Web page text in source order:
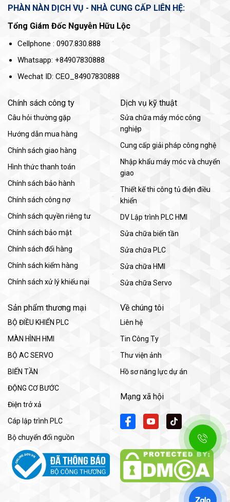
PHÀN NÀN DỊCH VỤ - NHÀ CUNG CẤP LIÊN HỆ:
Tổng Giám Đốc Nguyễn Hữu Lộc
Cellphone : 0907.830.888
Whatsapp: +84907830888
Wechat ID: CEO_84907830888
Chính sách công ty
Câu hỏi thường gặp
Hướng dẫn mua hàng
Chính sách giao hàng
Hình thức thanh toán
Chính sách bảo hành
Chính sách công nợ
Chính sách quyền riêng tư
Chính sách bảo mật
Chính sách đổi hàng
Chính sách kiểm hàng
Chính sách xử lý khiếu nại
Dịch vụ kỹ thuật
Sửa chữa máy móc công
nghiệp
Cung cấp giải pháp công nghệ
Nhập khẩu máy móc và chuyển
giao
Thiết kế thi công tủ điện điều
khiển
DV Lập trình PLC HMI
Sửa chữa biến tần
Sửa chữa PLC
Sửa chữa HMI
Sửa chữa Servo
Sản phẩm thương mại
BỘ ĐIỀU KHIỂN PLC
MÀN HÌNH HMI
BỘ AC SERVO
BIẾN TẦN
ĐỘNG CƠ BƯỚC
Điện trở xả
Cáp lập trình PLC
Bộ chuyển đổi nguồn
Về chúng tôi
Liên hệ
Tin Công Ty
Thư viện ảnh
Hồ sơ năng lực dự án
Mạng xã hội